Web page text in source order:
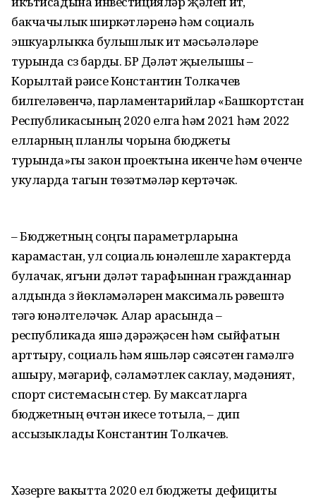
бакчачылык ширкәтләренә һәм социаль
эшкуарлыкка булышлык итү мәсьәләләре
турында сүз барды. БР Дәүләт җыелышы –
Корылтай рәисе Константин Толкачев
билгеләвенчә, парламентарийлар «Башкортстан
Республикасының 2020 елга һәм 2021 һәм 2022
елларның планлы чорына бюджеты
турында»гы закон проектына икенче һәм өченче
укуларда тагын төзәтмәләр кертәчәк.
– Бюджетның соңгы параметрларына
карамастан, ул социаль юнәлешле характерда
булачак, ягъни дәүләт тарафыннан гражданнар
алдында үз йөкләмәләрен максималь рәвештә
үтәүгә юнәлтеләчәк. Алар арасында –
республикада яшәү дәрәҗәсен һәм сыйфатын
арттыру, социаль һәм яшьләр сәясәтен гамәлгә
ашыру, мәгариф, сәламәтлек саклау, мәдәният,
спорт системасын үстерү. Бу максатларга
бюджетның өчтән икесе тотыла, – дип
ассызыклады Константин Толкачев.
Хәзерге вакытта 2020 ел бюджеты дефициты